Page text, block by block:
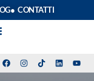
● CONTATTI